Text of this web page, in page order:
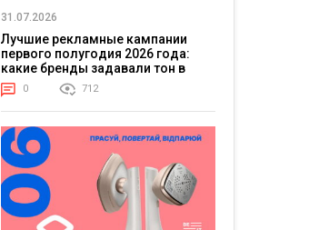
31.07.2026
Лучшие рекламные кампании
первого полугодия 2026 года:
какие бренды задавали тон в
отрасли
0 712